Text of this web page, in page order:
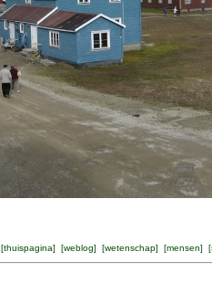
[thuispagina] [weblog] [wetenschap] [mensen] [